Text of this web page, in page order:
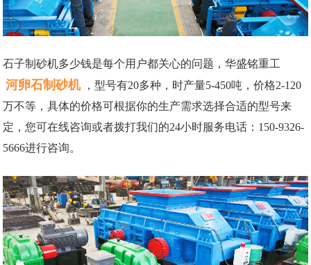
石子制砂机多少钱是每个用户都关心的问题，华盛铭重工
河卵石制砂机
，型号有20多种，时产量5-450吨，价格2-120
万不等，具体的价格可根据你的生产需求选择合适的型号来
定，您可在线咨询或者拨打我们的24小时服务电话：150-9326-
5666进行咨询。